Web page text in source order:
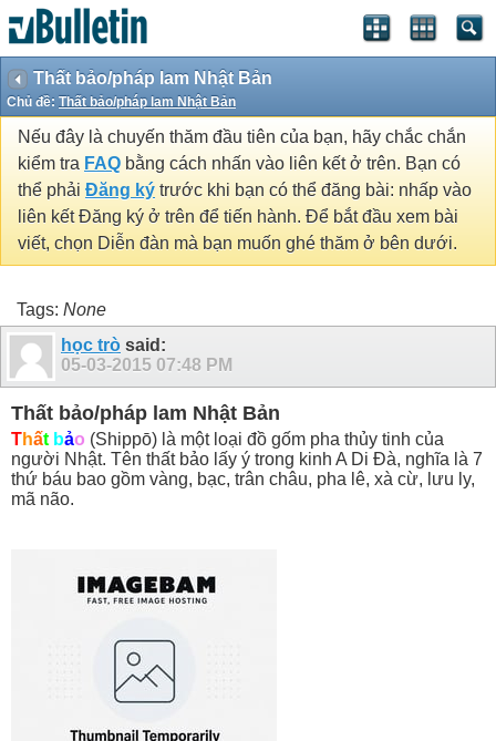
Thất bảo/pháp lam Nhật Bản
Chủ đề: Thất bảo/pháp lam Nhật Bản
Nếu đây là chuyến thăm đầu tiên của bạn, hãy chắc chắn
kiểm tra FAQ bằng cách nhấn vào liên kết ở trên. Bạn có
thể phải Đăng ký trước khi bạn có thể đăng bài: nhấp vào
liên kết Đăng ký ở trên để tiến hành. Để bắt đầu xem bài
viết, chọn Diễn đàn mà bạn muốn ghé thăm ở bên dưới.
Tags: None
học trò said:
05-03-2015 07:48 PM
Thất bảo/pháp lam Nhật Bản
Thất bảo (Shippō) là một loại đồ gốm pha thủy tinh của
người Nhật. Tên thất bảo lấy ý trong kinh A Di Đà, nghĩa là 7
thứ báu bao gồm vàng, bạc, trân châu, pha lê, xà cừ, lưu ly,
mã não.